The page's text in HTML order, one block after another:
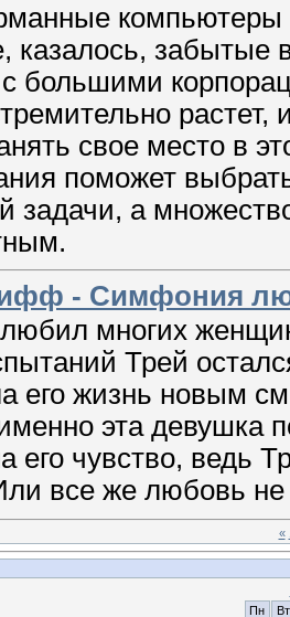
компьютеры
казалось, забытые
с большими
растет,
свое место в
поможет
задачи, а
- Симфония
многих
Трей
его жизнь новым
эта
его чувство, ведь
все же любовь
«
Пн
Вт